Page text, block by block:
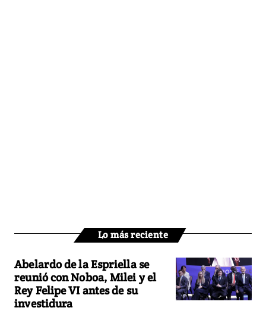
Lo más reciente
Abelardo de la Espriella se
reunió con Noboa, Milei y el
Rey Felipe VI antes de su
investidura